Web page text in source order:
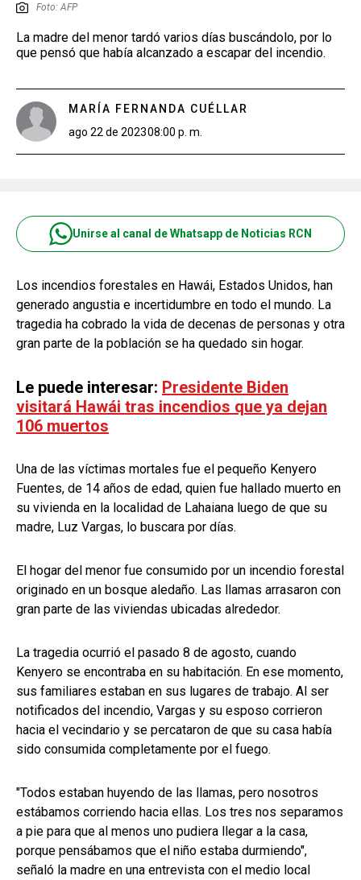
Foto: AFP
La madre del menor tardó varios días buscándolo, por lo
que pensó que había alcanzado a escapar del incendio.
MARÍA FERNANDA CUÉLLAR
ago 22 de 202308:00 p. m.
Unirse al canal de Whatsapp de Noticias RCN
Los incendios forestales en Hawái, Estados Unidos, han
generado angustia e incertidumbre en todo el mundo. La
tragedia ha cobrado la vida de decenas de personas y otra
gran parte de la población se ha quedado sin hogar.
Le puede interesar: Presidente Biden
visitará Hawái tras incendios que ya dejan
106 muertos
Una de las víctimas mortales fue el pequeño Kenyero
Fuentes, de 14 años de edad, quien fue hallado muerto en
su vivienda en la localidad de Lahaiana luego de que su
madre, Luz Vargas, lo buscara por días.
El hogar del menor fue consumido por un incendio forestal
originado en un bosque aledaño. Las llamas arrasaron con
gran parte de las viviendas ubicadas alrededor.
La tragedia ocurrió el pasado 8 de agosto, cuando
Kenyero se encontraba en su habitación. En ese momento,
sus familiares estaban en sus lugares de trabajo. Al ser
notificados del incendio, Vargas y su esposo corrieron
hacia el vecindario y se percataron de que su casa había
sido consumida completamente por el fuego.
"Todos estaban huyendo de las llamas, pero nosotros
estábamos corriendo hacia ellas. Los tres nos separamos
a pie para que al menos uno pudiera llegar a la casa,
porque pensábamos que el niño estaba durmiendo",
señaló la madre en una entrevista con el medio local